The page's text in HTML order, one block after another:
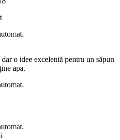
o idee excelentă pentru un săpun
apa.